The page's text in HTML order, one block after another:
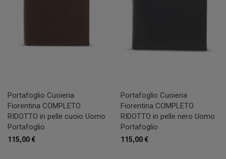
Portafoglio Cuoieria
Fiorentina COMPLETO
RIDOTTO in pelle cuoio Uomo
Portafoglio
115,00 €
Portafoglio Cuoieria
Fiorentina COMPLETO
RIDOTTO in pelle nero Uomo
Portafoglio
115,00 €